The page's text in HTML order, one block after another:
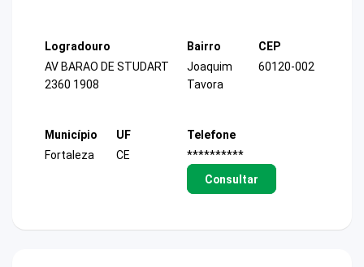
Logradouro
AV BARAO DE STUDART
2360 1908
Bairro
Joaquim
Tavora
CEP
60120-002
Município
Fortaleza
UF
CE
Telefone
**********
Consultar